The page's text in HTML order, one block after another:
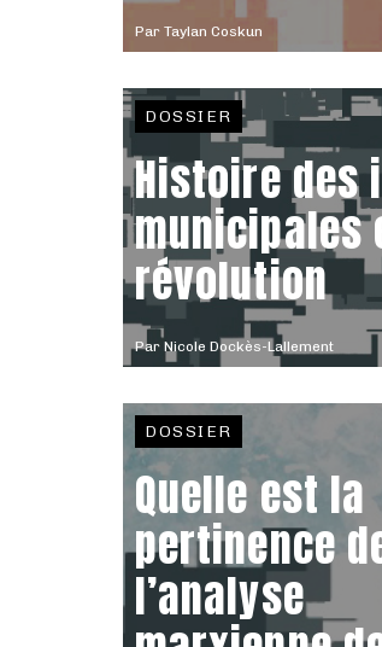
Par Taylan Coskun
Par Nicole Dockès-Lallement
DOSSIER
Histoire
municipales
révolution
DOSSIER
Quelle est la
pertinence
l’analyse